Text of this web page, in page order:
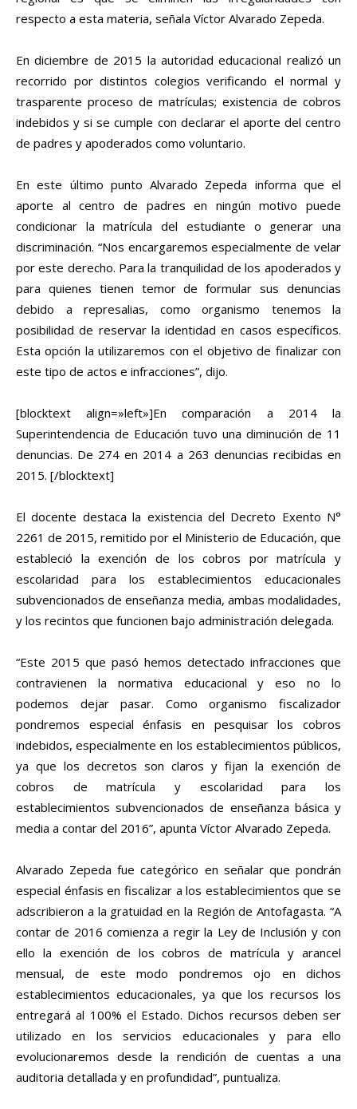
respecto a esta materia, señala Víctor Alvarado Zepeda.
En diciembre de 2015 la autoridad educacional realizó un
recorrido por distintos colegios verificando el normal y
trasparente proceso de matrículas; existencia de cobros
indebidos y si se cumple con declarar el aporte del centro
de padres y apoderados como voluntario.
En este último punto Alvarado Zepeda informa que el
aporte al centro de padres en ningún motivo puede
condicionar la matrícula del estudiante o generar una
discriminación. “Nos encargaremos especialmente de velar
por este derecho. Para la tranquilidad de los apoderados y
para quienes tienen temor de formular sus denuncias
debido a represalias, como organismo tenemos la
posibilidad de reservar la identidad en casos específicos.
Esta opción la utilizaremos con el objetivo de finalizar con
este tipo de actos e infracciones”, dijo.
[blocktext align=»left»]En comparación a 2014 la
Superintendencia de Educación tuvo una diminución de 11
denuncias. De 274 en 2014 a 263 denuncias recibidas en
2015. [/blocktext]
El docente destaca la existencia del Decreto Exento N°
2261 de 2015, remitido por el Ministerio de Educación, que
estableció la exención de los cobros por matrícula y
escolaridad para los establecimientos educacionales
subvencionados de enseñanza media, ambas modalidades,
y los recintos que funcionen bajo administración delegada.
“Este 2015 que pasó hemos detectado infracciones que
contravienen la normativa educacional y eso no lo
podemos dejar pasar. Como organismo fiscalizador
pondremos especial énfasis en pesquisar los cobros
indebidos, especialmente en los establecimientos públicos,
ya que los decretos son claros y fijan la exención de
cobros de matrícula y escolaridad para los
establecimientos subvencionados de enseñanza básica y
media a contar del 2016”, apunta Víctor Alvarado Zepeda.
Alvarado Zepeda fue categórico en señalar que pondrán
especial énfasis en fiscalizar a los establecimientos que se
adscribieron a la gratuidad en la Región de Antofagasta. “A
contar de 2016 comienza a regir la Ley de Inclusión y con
ello la exención de los cobros de matrícula y arancel
mensual, de este modo pondremos ojo en dichos
establecimientos educacionales, ya que los recursos los
entregará al 100% el Estado. Dichos recursos deben ser
utilizado en los servicios educacionales y para ello
evolucionaremos desde la rendición de cuentas a una
auditoria detallada y en profundidad”, puntualiza.